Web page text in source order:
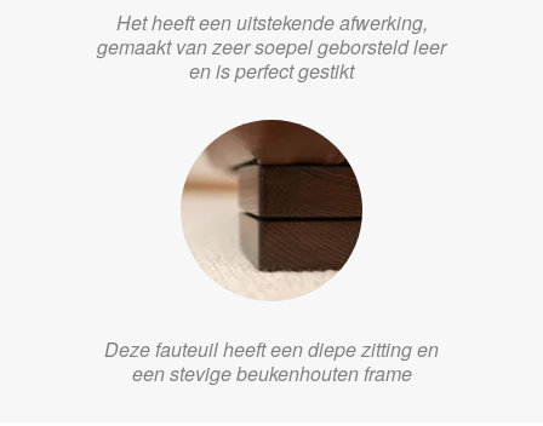
Het heeft een uitstekende afwerking,
gemaakt van zeer soepel geborsteld leer
en is perfect gestikt
Deze fauteuil heeft een diepe zitting en
een stevige beukenhouten frame